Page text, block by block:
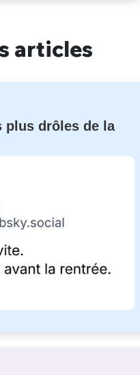
articles
plus drôles de la